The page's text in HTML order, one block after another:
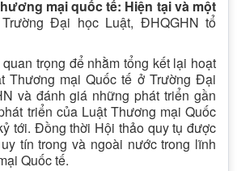
mại quốc tế: Hiện tại và một
Đại học Luật, ĐHQGHN tổ
trọng để nhằm tổng kết lại hoạt
Thương mại Quốc tế ở Trường Đại
và đánh giá những phát triển gần
triển của Luật Thương mại Quốc
tới. Đồng thời Hội thảo quy tụ được
tín trong và ngoài nước trong lĩnh
Quốc tế.